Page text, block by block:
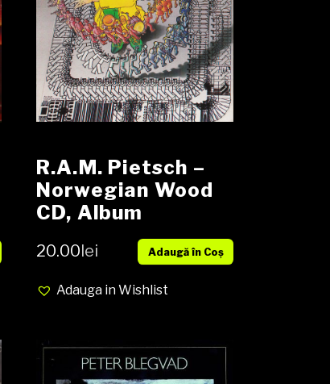
R.A.M. Pietsch –
Norwegian Wood
CD, Album
20.00lei Adaugă în Coș
Adauga in Wishlist